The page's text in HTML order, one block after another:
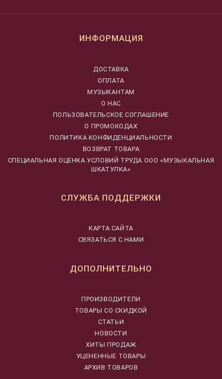
ИНФОРМАЦИЯ
ДОСТАВКА
ОПЛАТА
МУЗЫКАНТАМ
О НАС
ПОЛЬЗОВАТЕЛЬСКОЕ СОГЛАШЕНИЕ
О ПРОМОКОДАХ
ПОЛИТИКА КОНФИДЕНЦИАЛЬНОСТИ
ВОЗВРАТ ТОВАРА
CПЕЦИАЛЬНАЯ ОЦЕНКА УСЛОВИЙ ТРУДА ООО «МУЗЫКАЛЬНАЯ
ШКАТУЛКА»
СЛУЖБА ПОДДЕРЖКИ
КАРТА САЙТА
СВЯЗАТЬСЯ С НАМИ
ДОПОЛНИТЕЛЬНО
ПРОИЗВОДИТЕЛИ
ТОВАРЫ СО СКИДКОЙ
СТАТЬИ
НОВОСТИ
ХИТЫ ПРОДАЖ
УЦЕНЕННЫЕ ТОВАРЫ
АРХИВ ТОВАРОВ